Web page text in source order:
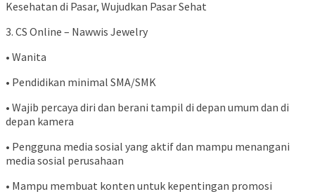
Kesehatan di Pasar, Wujudkan Pasar Sehat
3. CS Online – Nawwis Jewelry
• Wanita
• Pendidikan minimal SMA/SMK
• Wajib percaya diri dan berani tampil di depan umum dan di
depan kamera
• Pengguna media sosial yang aktif dan mampu menangani
media sosial perusahaan
• Mampu membuat konten untuk kepentingan promosi